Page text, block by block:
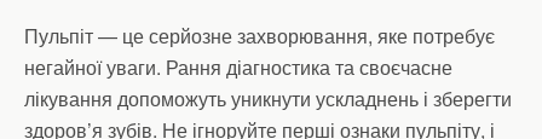
Пульпіт — це серйозне захворювання, яке потребує
негайної уваги. Рання діагностика та своєчасне
лікування допоможуть уникнути ускладнень і зберегти
здоров’я зубів. Не ігноруйте перші ознаки пульпіту, і